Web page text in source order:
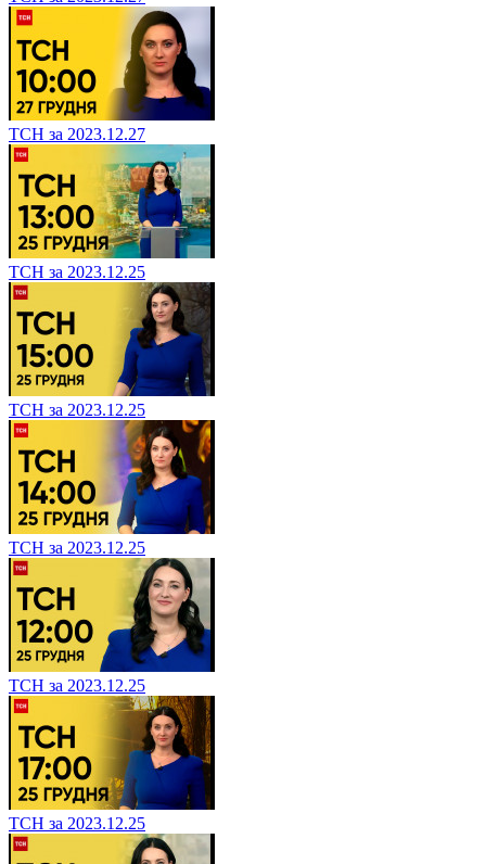
ТСН за 2023.12.27
ТСН за 2023.12.25
ТСН за 2023.12.25
ТСН за 2023.12.25
ТСН за 2023.12.25
ТСН за 2023.12.25